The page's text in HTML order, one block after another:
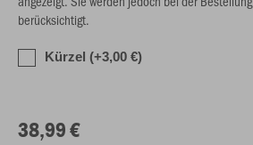
berücksichtigt.
Kürzel (+3,00 €)
38,99 €